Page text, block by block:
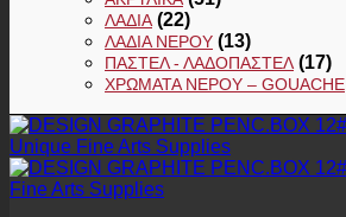
ΛΆΔΙΑ (22)
ΛΆΔΙΑ ΝΕΡΟΎ (13)
ΠΑΣΤΕΛ - ΛΑΔΟΠΑΣΤΕΛ (17)
ΧΡΏΜΑΤΑ ΝΕΡΟΎ – GOUACHE